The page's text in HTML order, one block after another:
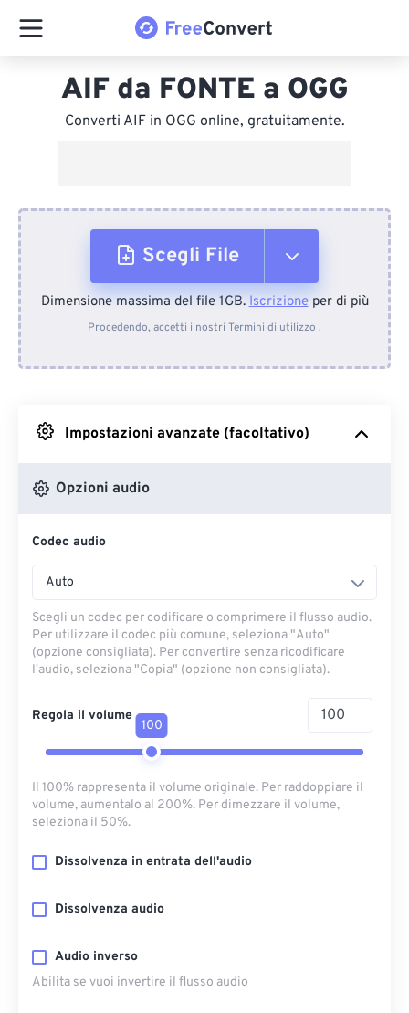
AIF da FONTE a OGG
Converti AIF in OGG online, gratuitamente.
Scegli File
Dal dispositivo
Da Google Drive
Dimensione massima del file 1GB.Iscrizioneper di più
Procedendo, accetti i nostri Termini di utilizzo .
Impostazioni avanzate (facoltativo)
Opzioni audio
Codec audio
Auto
Scegli un codec per codificare o comprimere il flusso audio.
Per utilizzare il codec più comune, seleziona "Auto"
(opzione consigliata). Per convertire senza ricodificare
l'audio, seleziona "Copia" (opzione non consigliata).
Regola il volume
100
Il 100% rappresenta il volume originale. Per raddoppiare il
volume, aumentalo al 200%. Per dimezzare il volume,
seleziona il 50%.
Dissolvenza in entrata dell'audio
Dissolvenza audio
Audio inverso
Abilita se vuoi invertire il flusso audio